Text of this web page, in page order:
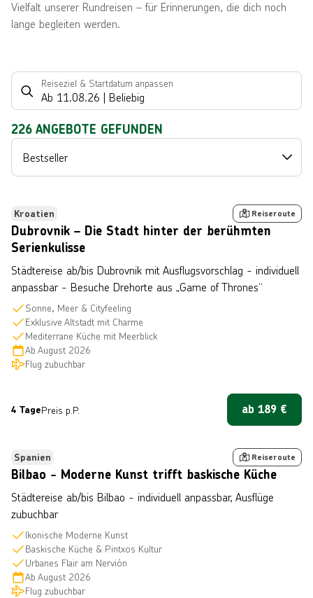
Vielfalt unserer Rundreisen – für Erinnerungen, die dich noch
lange begleiten werden.
Reiseziel & Startdatum anpassen
Ab 11.08.26 | Beliebig
226 ANGEBOTE GEFUNDEN
Bestseller
xbrchx über Getty Images
Bestseller
Kroatien Reiseroute
Dubrovnik – Die Stadt hinter der berühmten
Serienkulisse
Städtereise ab/bis Dubrovnik mit Ausflugsvorschlag - individuell
anpassbar - Besuche Drehorte aus „Game of Thrones“
Sonne, Meer & Cityfeeling
Exklusive Altstadt mit Charme
Mediterrane Küche mit Meerblick
Ab August 2026
Flug zubuchbar
4 TagePreis p.P. ab 189 €
LucVi, lizensiert unter Getty Images/iStockphoto
Bestseller
Spanien Reiseroute
Bilbao - Moderne Kunst trifft baskische Küche
Städtereise ab/bis Bilbao - individuell anpassbar, Ausflüge
zubuchbar
Ikonische Moderne Kunst
Baskische Küche & Pintxos Kultur
Urbanes Flair am Nervión
Ab August 2026
Flug zubuchbar